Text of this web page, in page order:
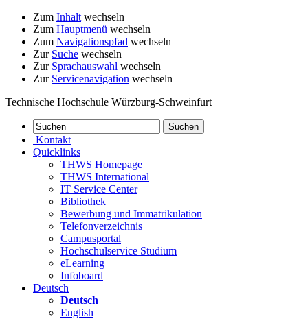
Zum Inhalt wechseln
Zum Hauptmenü wechseln
Zum Navigationspfad wechseln
Zur Suche wechseln
Zur Sprachauswahl wechseln
Zur Servicenavigation wechseln
Technische Hochschule Würzburg-Schweinfurt
Kontakt
Quicklinks
THWS Homepage
THWS International
IT Service Center
Bibliothek
Bewerbung und Immatrikulation
Telefonverzeichnis
Campusportal
Hochschulservice Studium
eLearning
Infoboard
Deutsch
Deutsch
English